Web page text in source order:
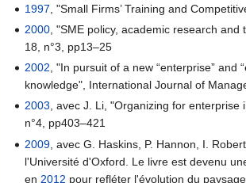
1997 , "Small Firms’ Training and
2000 , "SME policy, academic research
18, n°3, pp13–25
2002, "In pursuit of a new “enterprise”
knowledge", International Journal of
2003, avec J. Li, "Organizing for
n°4, pp403–421
2009 , avec G. Haskins, P. Hannon, I.
l'Université d'Oxford. Le livre est devenu
en 2012 pour refléter l'évolution du